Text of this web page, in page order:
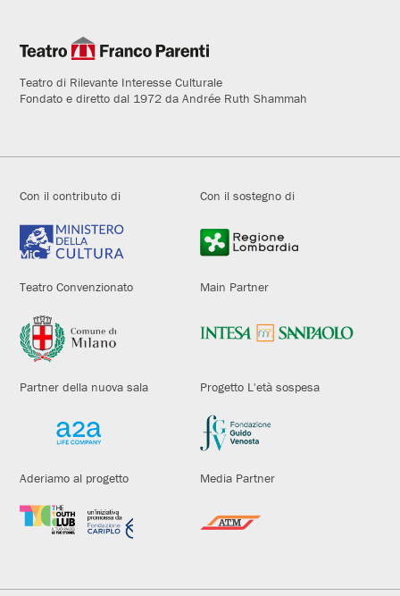
Teatro di Rilevante Interesse Culturale
Fondato e diretto dal 1972 da Andrée Ruth Shammah
Con il contributo di Con il sostegno di
Teatro Convenzionato Main Partner
Partner della nuova sala Progetto L'età sospesa
Aderiamo al progetto Media Partner